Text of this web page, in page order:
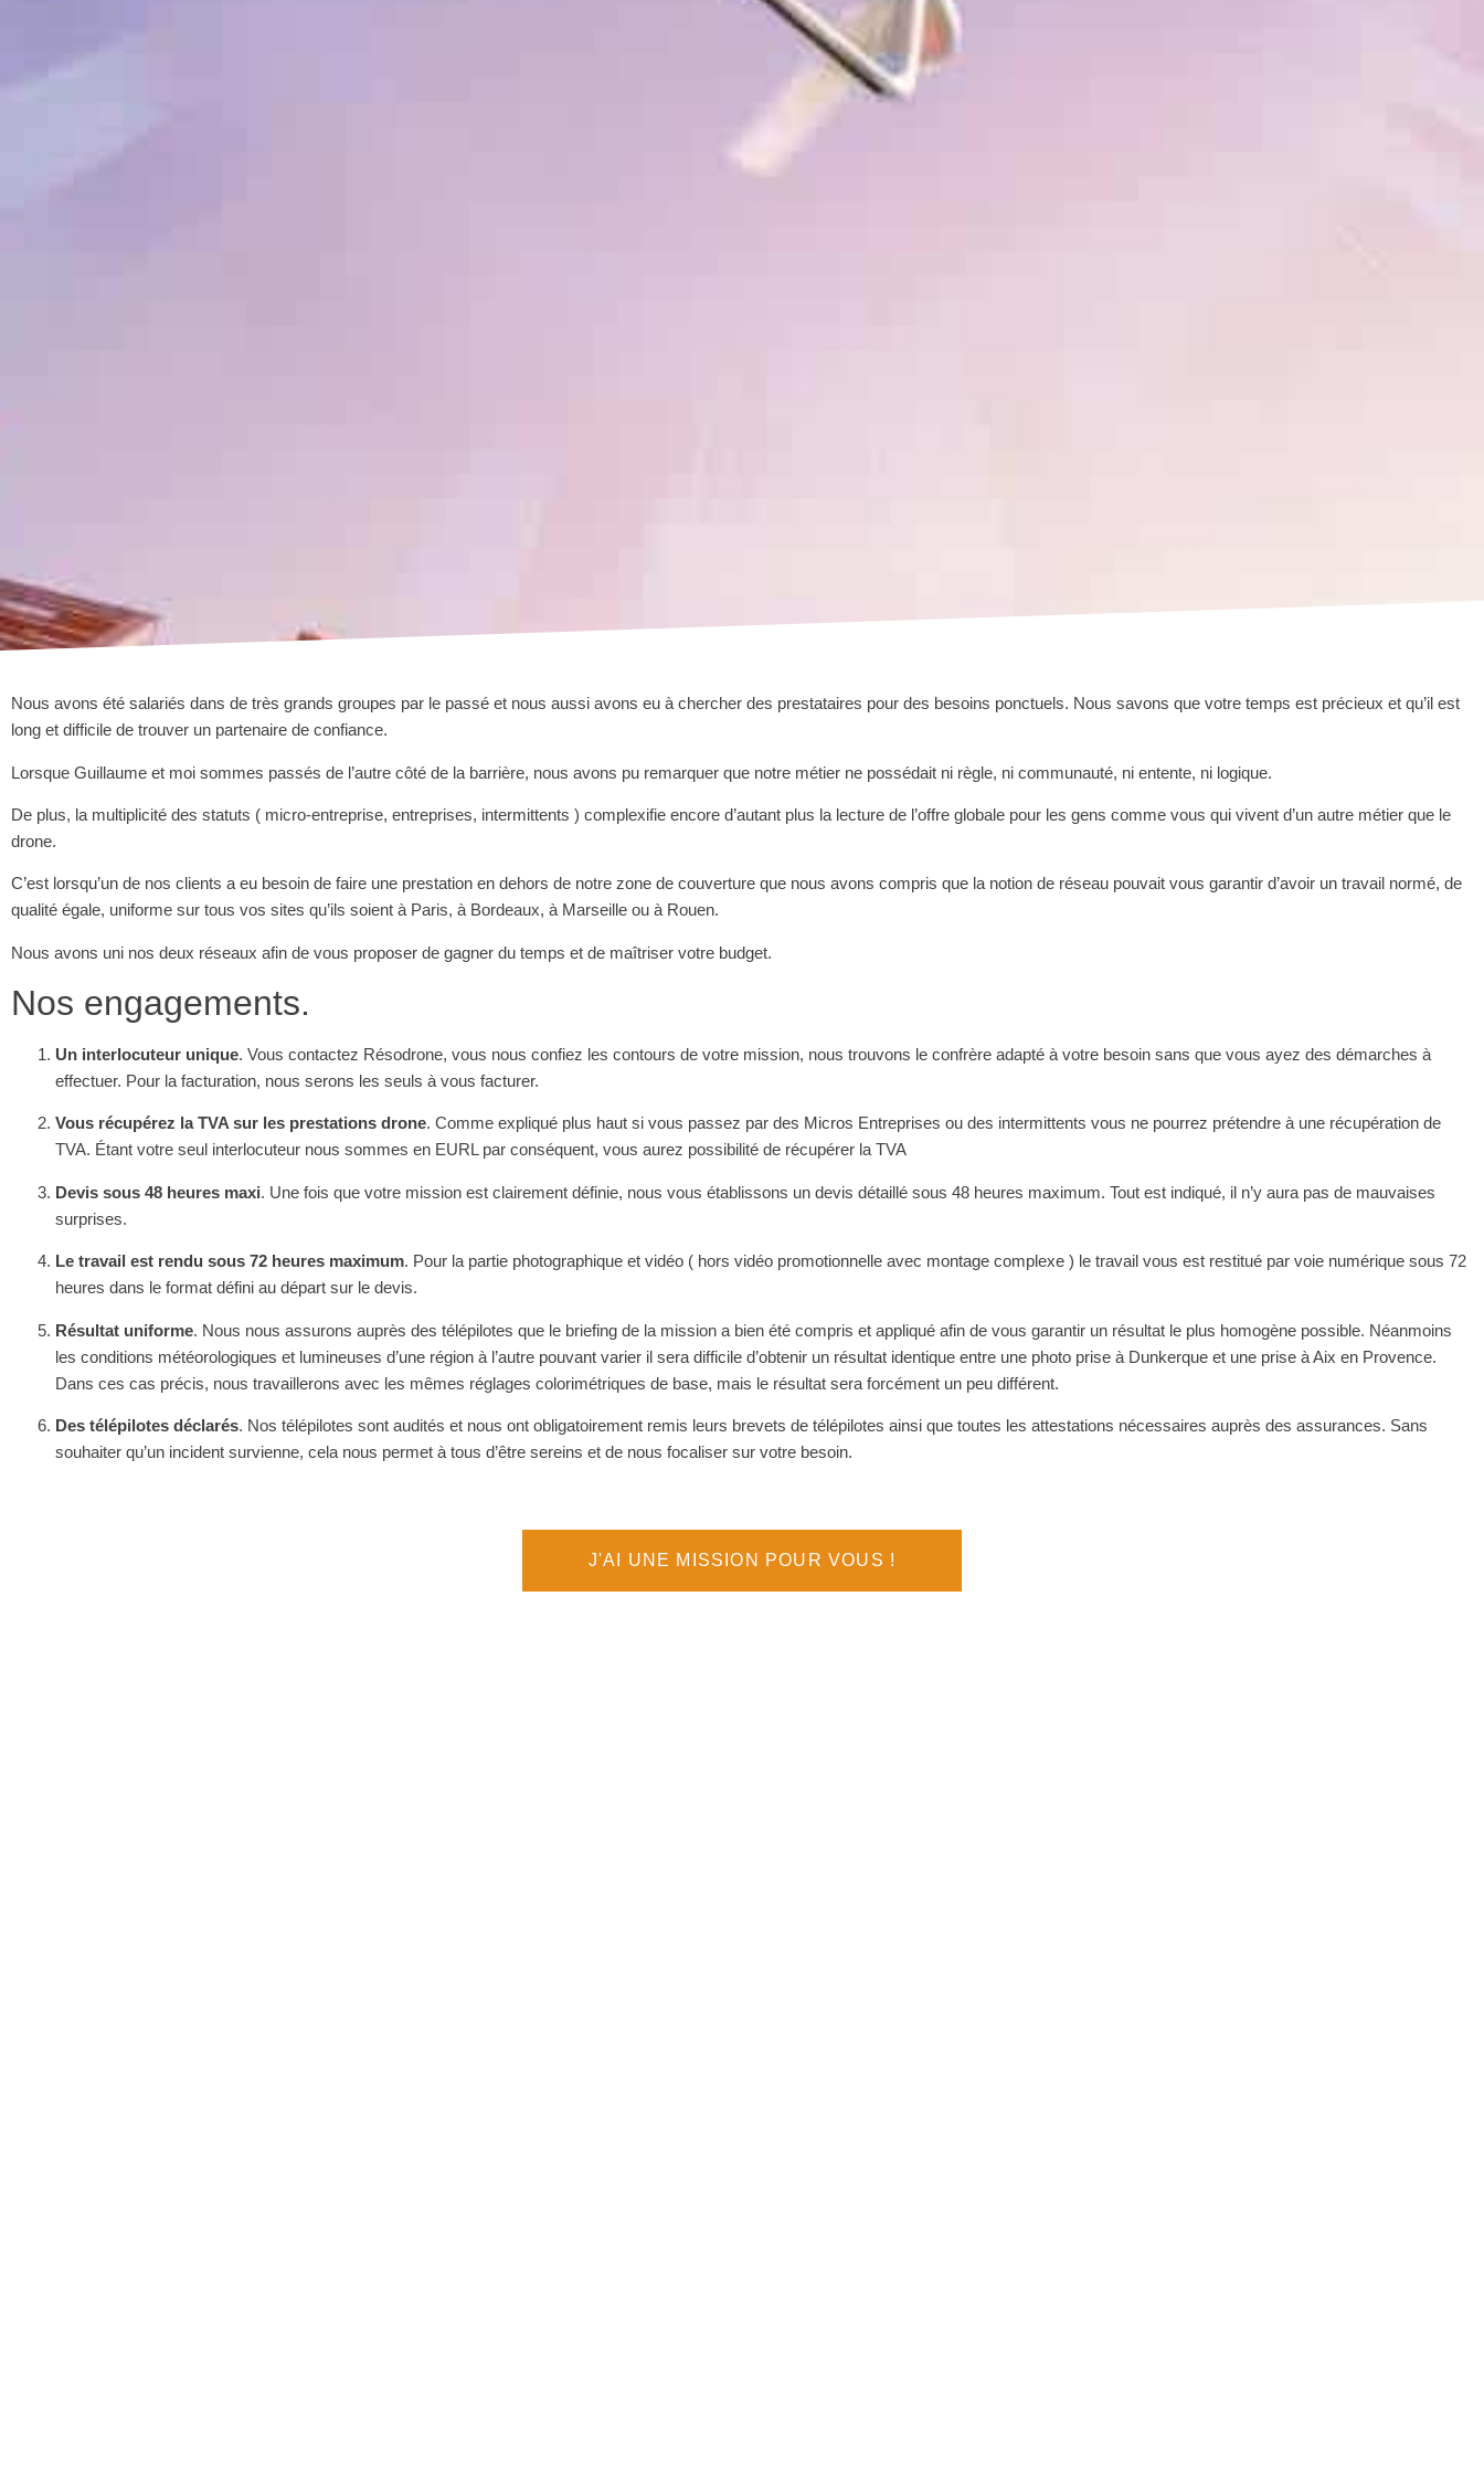
Nous avons été salariés dans de très grands groupes par le passé et nous aussi avons eu à chercher des prestataires pour des besoins ponctuels. Nous savons que votre temps est précieux et qu’il est
long et difficile de trouver un partenaire de confiance.
Lorsque Guillaume et moi sommes passés de l’autre côté de la barrière, nous avons pu remarquer que notre métier ne possédait ni règle, ni communauté, ni entente, ni logique.
De plus, la multiplicité des statuts ( micro-entreprise, entreprises, intermittents ) complexifie encore d’autant plus la lecture de l’offre globale pour les gens comme vous qui vivent d’un autre métier que le
drone.
C’est lorsqu’un de nos clients a eu besoin de faire une prestation en dehors de notre zone de couverture que nous avons compris que la notion de réseau pouvait vous garantir d’avoir un travail normé, de
qualité égale, uniforme sur tous vos sites qu’ils soient à Paris, à Bordeaux, à Marseille ou à Rouen.
Nous avons uni nos deux réseaux afin de vous proposer de gagner du temps et de maîtriser votre budget.
Nos engagements.
Un interlocuteur unique. Vous contactez Résodrone, vous nous confiez les contours de votre mission, nous trouvons le confrère adapté à votre besoin sans que vous ayez des démarches à
effectuer. Pour la facturation, nous serons les seuls à vous facturer.
Vous récupérez la TVA sur les prestations drone. Comme expliqué plus haut si vous passez par des Micros Entreprises ou des intermittents vous ne pourrez prétendre à une récupération de
TVA. Étant votre seul interlocuteur nous sommes en EURL par conséquent, vous aurez possibilité de récupérer la TVA
Devis sous 48 heures maxi. Une fois que votre mission est clairement définie, nous vous établissons un devis détaillé sous 48 heures maximum. Tout est indiqué, il n’y aura pas de mauvaises
surprises.
Le travail est rendu sous 72 heures maximum. Pour la partie photographique et vidéo ( hors vidéo promotionnelle avec montage complexe ) le travail vous est restitué par voie numérique sous 72
heures dans le format défini au départ sur le devis.
Résultat uniforme. Nous nous assurons auprès des télépilotes que le briefing de la mission a bien été compris et appliqué afin de vous garantir un résultat le plus homogène possible. Néanmoins
les conditions météorologiques et lumineuses d’une région à l’autre pouvant varier il sera difficile d’obtenir un résultat identique entre une photo prise à Dunkerque et une prise à Aix en Provence.
Dans ces cas précis, nous travaillerons avec les mêmes réglages colorimétriques de base, mais le résultat sera forcément un peu différent.
Des télépilotes déclarés. Nos télépilotes sont audités et nous ont obligatoirement remis leurs brevets de télépilotes ainsi que toutes les attestations nécessaires auprès des assurances. Sans
souhaiter qu’un incident survienne, cela nous permet à tous d’être sereins et de nous focaliser sur votre besoin.
J'AI UNE MISSION POUR VOUS !